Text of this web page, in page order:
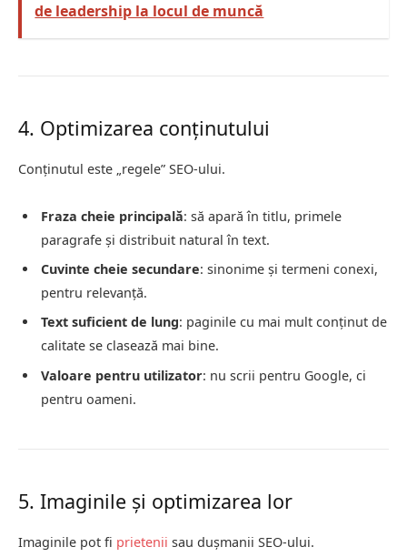
de leadership la locul de muncă
4. Optimizarea conținutului
Conținutul este „regele” SEO-ului.
Fraza cheie principală: să apară în titlu, primele
paragrafe și distribuit natural în text.
Cuvinte cheie secundare: sinonime și termeni conexi,
pentru relevanță.
Text suficient de lung: paginile cu mai mult conținut de
calitate se clasează mai bine.
Valoare pentru utilizator: nu scrii pentru Google, ci
pentru oameni.
5. Imaginile și optimizarea lor
Imaginile pot fi prietenii sau dușmanii SEO-ului.